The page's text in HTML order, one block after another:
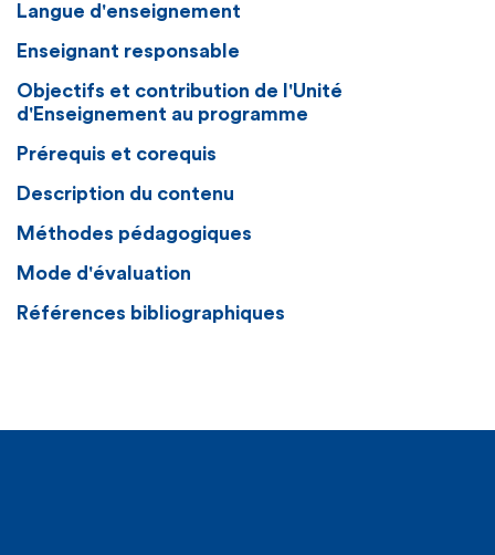
Langue d'enseignement
Enseignant responsable
Objectifs et contribution de l'Unité
d'Enseignement au programme
Prérequis et corequis
Description du contenu
Méthodes pédagogiques
Mode d'évaluation
Références bibliographiques